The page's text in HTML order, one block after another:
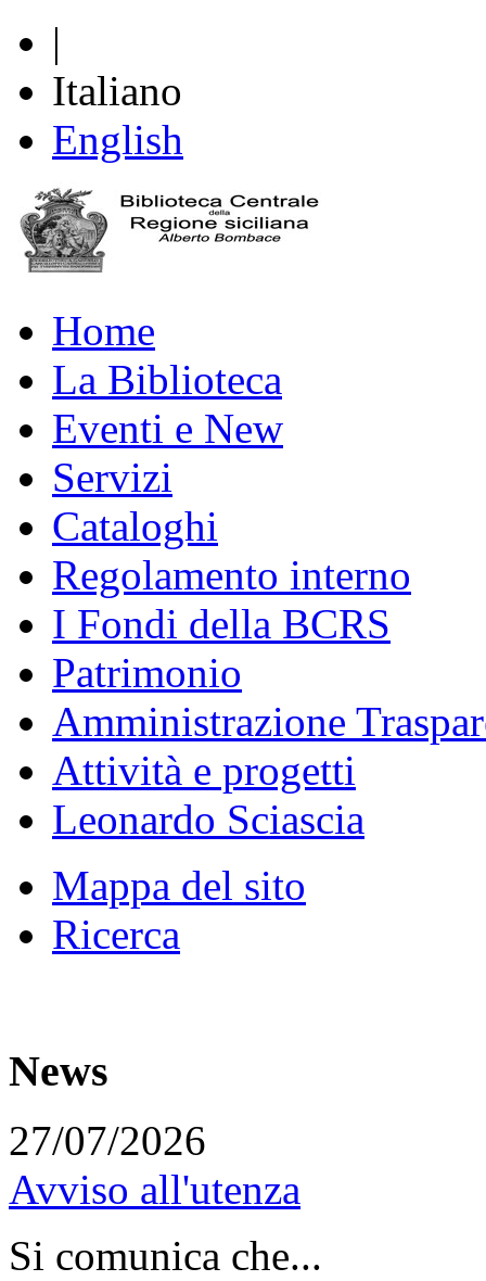
|
Italiano
English
Home
La Biblioteca
Eventi e New
Servizi
Cataloghi
Regolamento interno
I Fondi della BCRS
Patrimonio
Amministrazione
Attività e progetti
Leonardo Sciascia
Mappa del sito
Ricerca
News
27/07/2026
Avviso all'utenza
Si comunica che...